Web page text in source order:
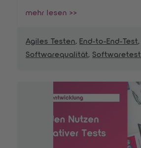
mehr lesen >>
Agiles Testen, End-to-End-Test,
Softwarequalität, Softwaretest